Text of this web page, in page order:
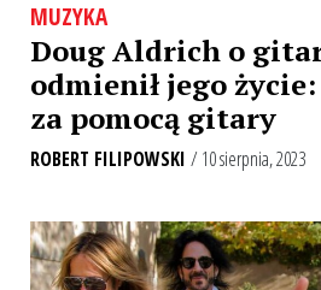
MUZYKA
Doug Aldrich o
odmienił jego
za pomocą gitary
ROBERT FILIPOWSKI / 10 sierpnia, 2023